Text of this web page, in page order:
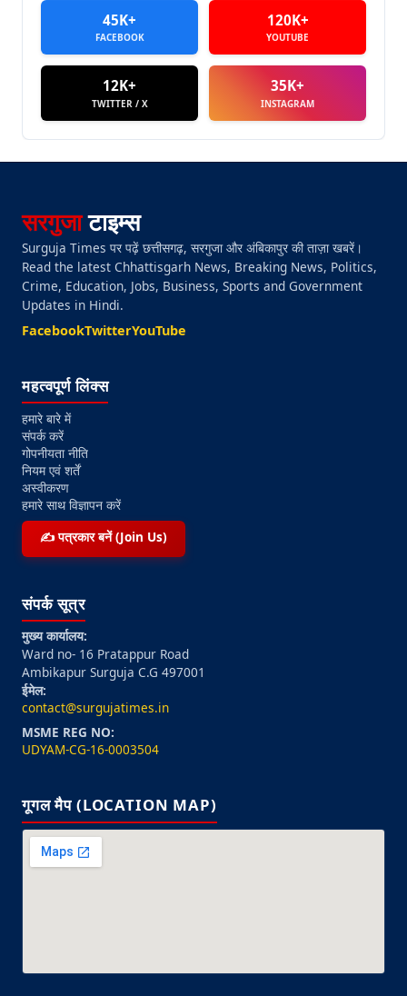
45K+
FACEBOOK
120K+
YOUTUBE
12K+
TWITTER / X
35K+
INSTAGRAM
सरगुजाटाइम्स
Surguja Times पर पढ़ें छत्तीसगढ़, सरगुजा और अंबिकापुर की ताज़ा खबरें।
Read the latest Chhattisgarh News, Breaking News, Politics,
Crime, Education, Jobs, Business, Sports and Government
Updates in Hindi.
FacebookTwitterYouTube
महत्वपूर्ण लिंक्स
हमारे बारे में
संपर्क करें
गोपनीयता नीति
नियम एवं शर्तें
अस्वीकरण
हमारे साथ विज्ञापन करें
✍️ पत्रकार बनें (Join Us)
संपर्क सूत्र
मुख्य कार्यालय:
Ward no- 16 Pratappur Road
Ambikapur Surguja C.G 497001
ईमेल:
contact@surgujatimes.in
MSME REG NO:
UDYAM-CG-16-0003504
गूगल मैप (LOCATION MAP)